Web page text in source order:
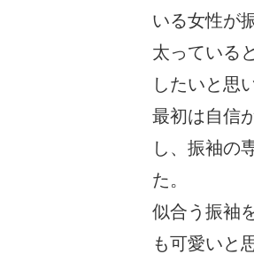
いる女性が
太っている
したいと思
最初は自信
し、振袖の
た。
似合う振袖
も可愛いと